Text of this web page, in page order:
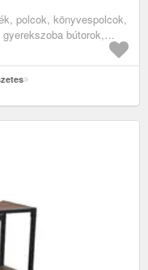
polcok, könyvespolcok,
bútorok,